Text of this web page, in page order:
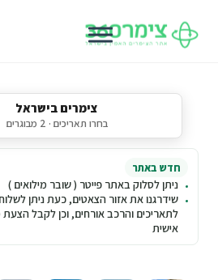
צימרים בישראל
בחרו תאריכים · 2 מבוגרים
חדש באתר
ניתן לסלוק באתר פייטר ( שובר מילואים )
שידרגנו את אזור הצאטים, כעת ניתן
לתאריכים והרכב אורחים, וכן לקבל
אישית